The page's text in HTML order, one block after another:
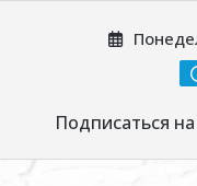
Подписаться